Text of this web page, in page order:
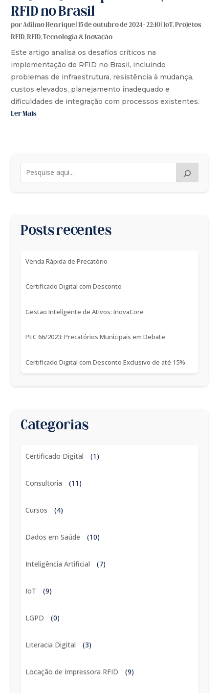
RFID no Brasil
porAdilmo Henrique| 15 de outubro de 2024 - 22:10|IoT,Projetos
RFID,RFID,Tecnologia & Inovação
Este artigo analisa os desafios críticos na
implementação de RFID no Brasil, incluindo
problemas de infraestrutura, resistência à mudança,
custos elevados, planejamento inadequado e
dificuldades de integração com processos existentes.
Ler Mais
Posts recentes
Venda Rápida de Precatório
Certificado Digital com Desconto
Gestão Inteligente de Ativos: InovaCore
PEC 66/2023: Precatórios Municipais em Debate
Certificado Digital com Desconto Exclusivo de até 15%
Categorias
Certificado Digital (1)
Consultoria (11)
Cursos (4)
Dados em Saúde (10)
Inteligência Artificial (7)
IoT (9)
LGPD (0)
Literacia Digital (3)
Locação de Impressora RFID (9)